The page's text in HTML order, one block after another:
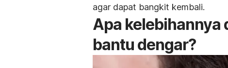
agar dapat bangkit kembali.
Apa kelebihannya
bantu dengar?